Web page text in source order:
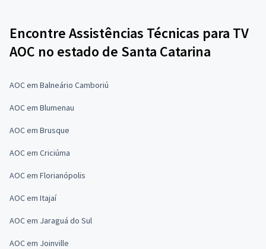
Encontre Assistências Técnicas para TV
AOC no estado de Santa Catarina
AOC em Balneário Camboriú
AOC em Blumenau
AOC em Brusque
AOC em Criciúma
AOC em Florianópolis
AOC em Itajaí
AOC em Jaraguá do Sul
AOC em Joinville